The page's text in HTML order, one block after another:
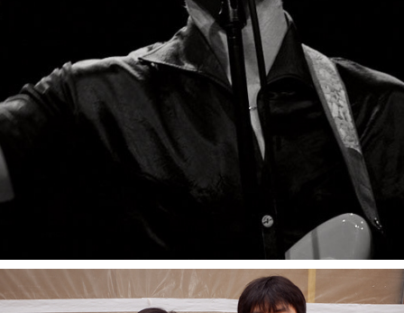
June, 2025